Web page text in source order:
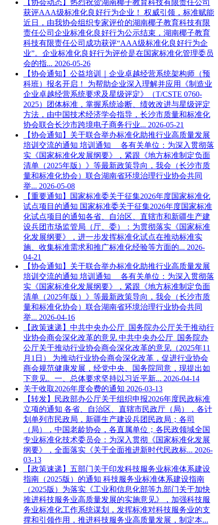
【协会动态】热烈祝贺湖南椰子教育科技有限责任公司
获评AAA级标准化良好行为企业！
权威引领，标准赋能
近日，由我协会组织专家评价的湖南椰子教育科技有限
责任公司企业标准化良好行为公示结束，湖南椰子教育
科技有限责任公司成功获评“AAA级标准化良好行为企
业”。企业标准化良好行为评价是在国家标准化管理委员
会的指... 2026-05-26
【协会通知】公益培训｜企业卓越经营系统架构师（预
科班）报名开启！
为帮助企业深入理解并应用《制造业
企业卓越经营系统要求及星级评定》（T/CSTE 0760-
2025）团体标准，掌握系统诊断、绩效改进与星级评定
方法，由中国技术经济学会指导，长沙市质量和标准化
协会联合长沙市跨境电子商务行业... 2026-05-21
【协会通知】关于联合举办标准化助推行业高质量发展
培训交流的通知 培训通知 各有关单位：为深入贯彻落
实《国家标准化发展纲要》，紧跟《地方标准制定负面
清单（2025年版）》等最新政策导向，我会（长沙市质
量和标准化协会）联合湖南省环境治理行业协会共同
举... 2026-05-08
【重要通知】国家标准委关于征集2026年度国家标准化
试点项目的通知 国家标准委关于征集2026年度国家标准
化试点项目的通知各省、自治区、直辖市和新疆生产建
设兵团市场监管局（厅、委）：为贯彻落实《国家标准
化发展纲要》，进一步发挥标准化试点在推动标准实
施、收集标准需求和推广标准化经验等方面的... 2026-
04-21
【协会通知】关于联合举办标准化助推行业高质量发展
培训交流的通知 培训通知 各有关单位：为深入贯彻落
实《国家标准化发展纲要》，紧跟《地方标准制定负面
清单（2025年版）》等最新政策导向，我会（长沙市质
量和标准化协会）联合湖南省环境治理行业协会共同
举... 2026-04-16
【政策速递】中共中央办公厅 国务院办公厅关于推动行
业协会商会深化改革的意见 中共中央办公厅 国务院办
公厅关于推动行业协会商会深化改革的意见（2025年11
月1日） 为推动行业协会商会深化改革，促进行业协会
商会规范健康发展，经党中央、国务院同意，现提出如
下意见。一、总体要求坚持以习近平新... 2026-04-14
关于收取2026年度会费的通知 2026-03-13
【转发】民政部办公厅关于组织申报2026年度民政标准
立项的通知 各省、自治区、直辖市民政厅（局），各计
划单列市民政局，新疆生产建设兵团民政局；各司
（局），中国老龄协会，各直属单位；各民政领域全国
专业标准化技术委员会：为深入贯彻《国家标准化发展
纲要》，全面落实《关于全面推进新时代民政标... 2026-
03-13
【政策速递】五部门关于印发科技服务业标准体系建设
指南（2025版）的通知 科技服务业标准体系建设指南
（2025版）为落实《工业和信息化部等九部门关于加快
推进科技服务业高质量发展的实施意见》，加强科技服
务业标准化工作系统谋划，发挥标准对科技服务业的支
撑和引领作用，推进科技服务业高质量发展，制定本...